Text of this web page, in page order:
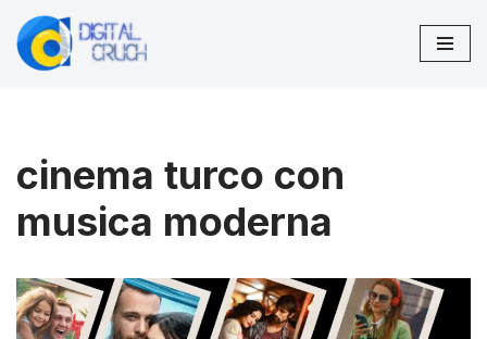
Vai
cinema turco con
musica moderna